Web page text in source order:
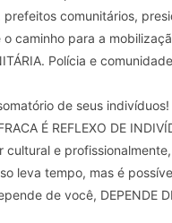
prefeitos comunitários,
o caminho para a
Polícia e
de seus indivíduos!
É REFLEXO DE
cultural e
leva tempo, mas é
de você, DEPENDE